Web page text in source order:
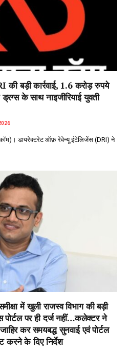
बड़ी कार्रवाई, 1.6 करोड़ रुपये
के साथ नाइजीरियाई युवती
डायरेक्टरेट ऑफ़ रेवेन्यू इंटेलिजेंस (DRI) ने
में खुली राजस्व विभाग की बड़ी
पर ही दर्ज नहीं…कलेक्टर ने
कर समयबद्ध सुनवाई एवं पोर्टल
करने के दिए निर्देश